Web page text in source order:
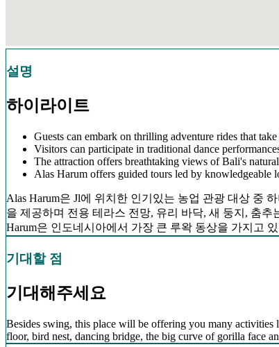
설명
하이라이트
Guests can embark on thrilling adventure rides that
Visitors can participate in traditional dance
The attraction offers breathtaking views of Bali's
Alas Harum offers guided tours led by knowledgeable
Alas Harum은 Jl에 위치한 인기있는 농업 관광 대상 중
을 제공하며 전용 테라스 전망, 유리 바닥, 새 둥지, 춤
Harum은 인도네시아에서 가장 큰 루왁 동상을 가지고
기대할 점
기대해주세요
Besides swing, this place will be offering you many
floor, bird nest, dancing bridge, the big curve of gorilla face